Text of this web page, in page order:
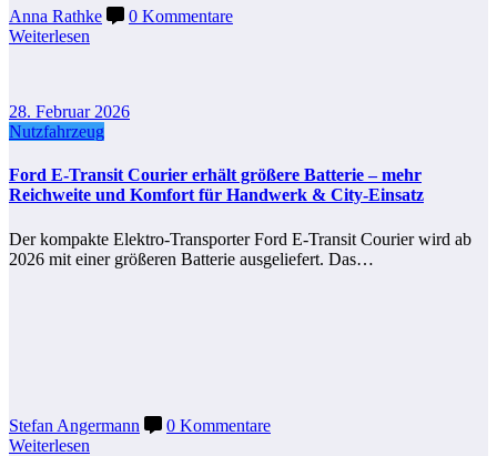
Anna Rathke
0 Kommentare
Weiterlesen
28. Februar 2026
Nutzfahrzeug
Ford E‑Transit Courier erhält größere Batterie – mehr
Reichweite und Komfort für Handwerk & City‑Einsatz
Der kompakte Elektro-Transporter Ford E‑Transit Courier wird ab
2026 mit einer größeren Batterie ausgeliefert. Das…
Stefan Angermann
0 Kommentare
Weiterlesen